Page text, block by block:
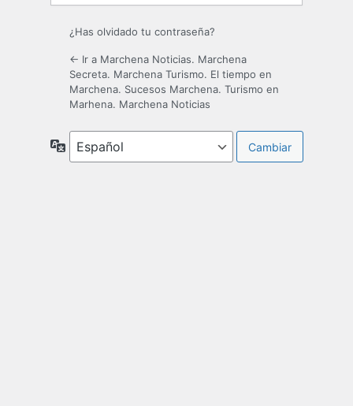
¿Has olvidado tu contraseña?
← Ir a Marchena Noticias. Marchena
Secreta. Marchena Turismo. El tiempo en
Marchena. Sucesos Marchena. Turismo en
Marhena. Marchena Noticias
Idioma